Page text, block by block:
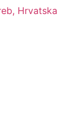
Hrvatska